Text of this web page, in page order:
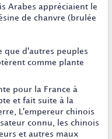
Arabes appréciaient le
de chanvre (brulée
que d'autres peuples
comme plante
pour la France à
et fait suite à la
L'empereur chinois
connu, les chinois
et autres maux